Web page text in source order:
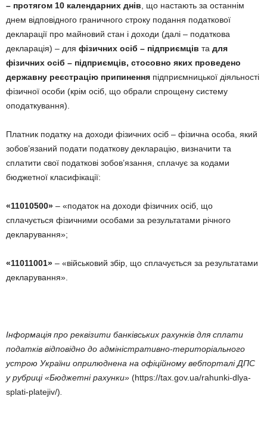
– протягом 10 календарних днів , що настають за останнім
днем відповідного граничного строку подання податкової
декларації про майновий стан і доходи (далі – податкова
декларація) – для фізичних осіб – підприємців та для
фізичних осіб – підприємців, стосовно яких проведено
державну реєстрацію припинення підприємницької діяльності
фізичної особи (крім осіб, що обрали спрощену систему
оподаткування).
Платник податку на доходи фізичних осіб – фізична особа, який
зобов’язаний подати податкову декларацію, визначити та
сплатити свої податкові зобов’язання, сплачує за кодами
бюджетної класифікації:
«11010500» – «податок на доходи фізичних осіб, що
сплачується фізичними особами за результатами річного
декларування»;
«11011001» – «військовий збір, що сплачується за результатами
декларування».
Інформація про реквізити банківських рахунків для сплати
податків відповідно до адміністративно-територіального
устрою України оприлюднена на офіційному вебпорталі ДПС
у рубриці «Бюджетні рахунки» (https://tax.gov.ua/rahunki-dlya-
splati-platejiv/)